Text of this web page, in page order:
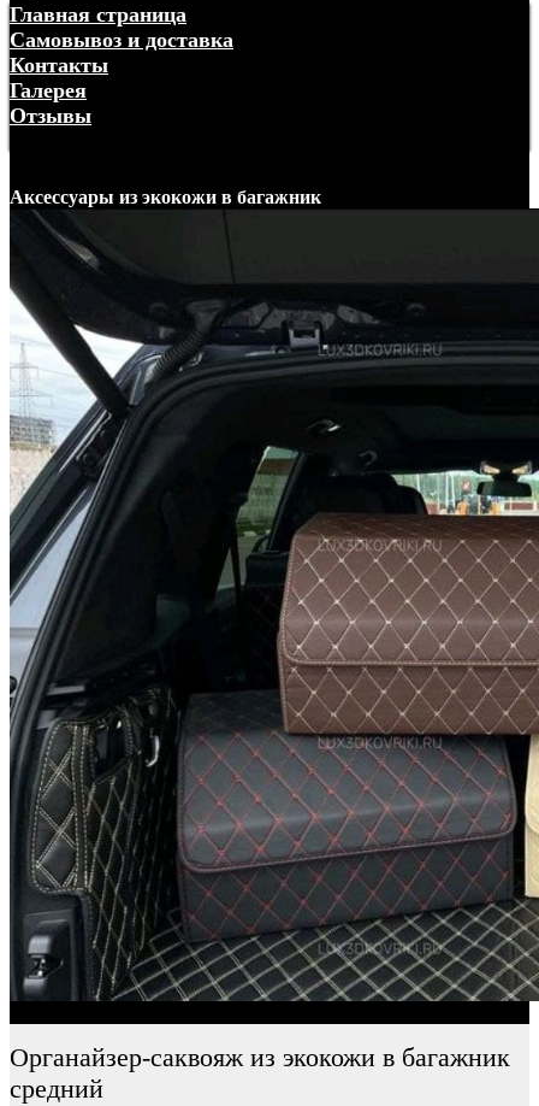
Главная страница
Самовывоз и доставка
Контакты
Галерея
Отзывы
Аксессуары из экокожи в багажник
Органайзер-саквояж из экокожи в багажник
средний